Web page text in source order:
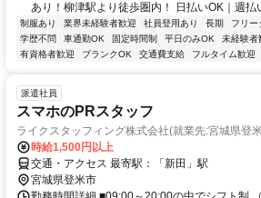
あり！柳津駅より徒歩圏内！ 日払いOK｜週払
制服あり 業界未経験者歓迎 社員登用あり 長期 フリー
学歴不問
車通勤OK 固定時間制 平日のみOK 未経験者
有資格者歓迎
ブランクOK 交通費支給 フルタイム歓迎
派遣社員
スマホのPRスタッフ
ライクスタッフィング株式会社(就業先:宮城県登
時給1,500円以上
交通・アクセス 最寄駅：「新田」駅
宮城県登米市